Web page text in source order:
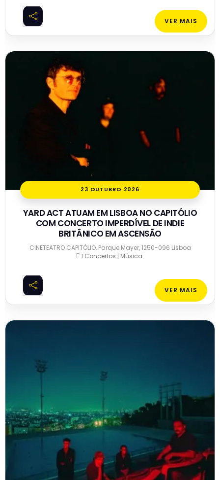
VER MAIS
23 OUTUBRO 2026
YARD ACT ATUAM EM LISBOA NO CAPITÓLIO
COM CONCERTO IMPERDÍVEL DE INDIE
BRITÂNICO EM ASCENSÃO
CINETEATRO CAPITÓLIO, Parque Mayer, 1250-096 Lisboa
Concertos | Música
VER MAIS